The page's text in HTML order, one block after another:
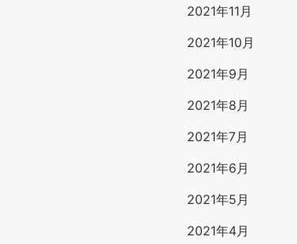
2021年11月
2021年10月
2021年9月
2021年8月
2021年7月
2021年6月
2021年5月
2021年4月